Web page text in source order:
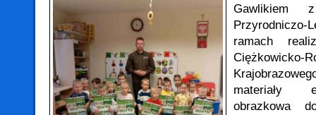
Gawlikiem
ramach
materiały
obrazkowa